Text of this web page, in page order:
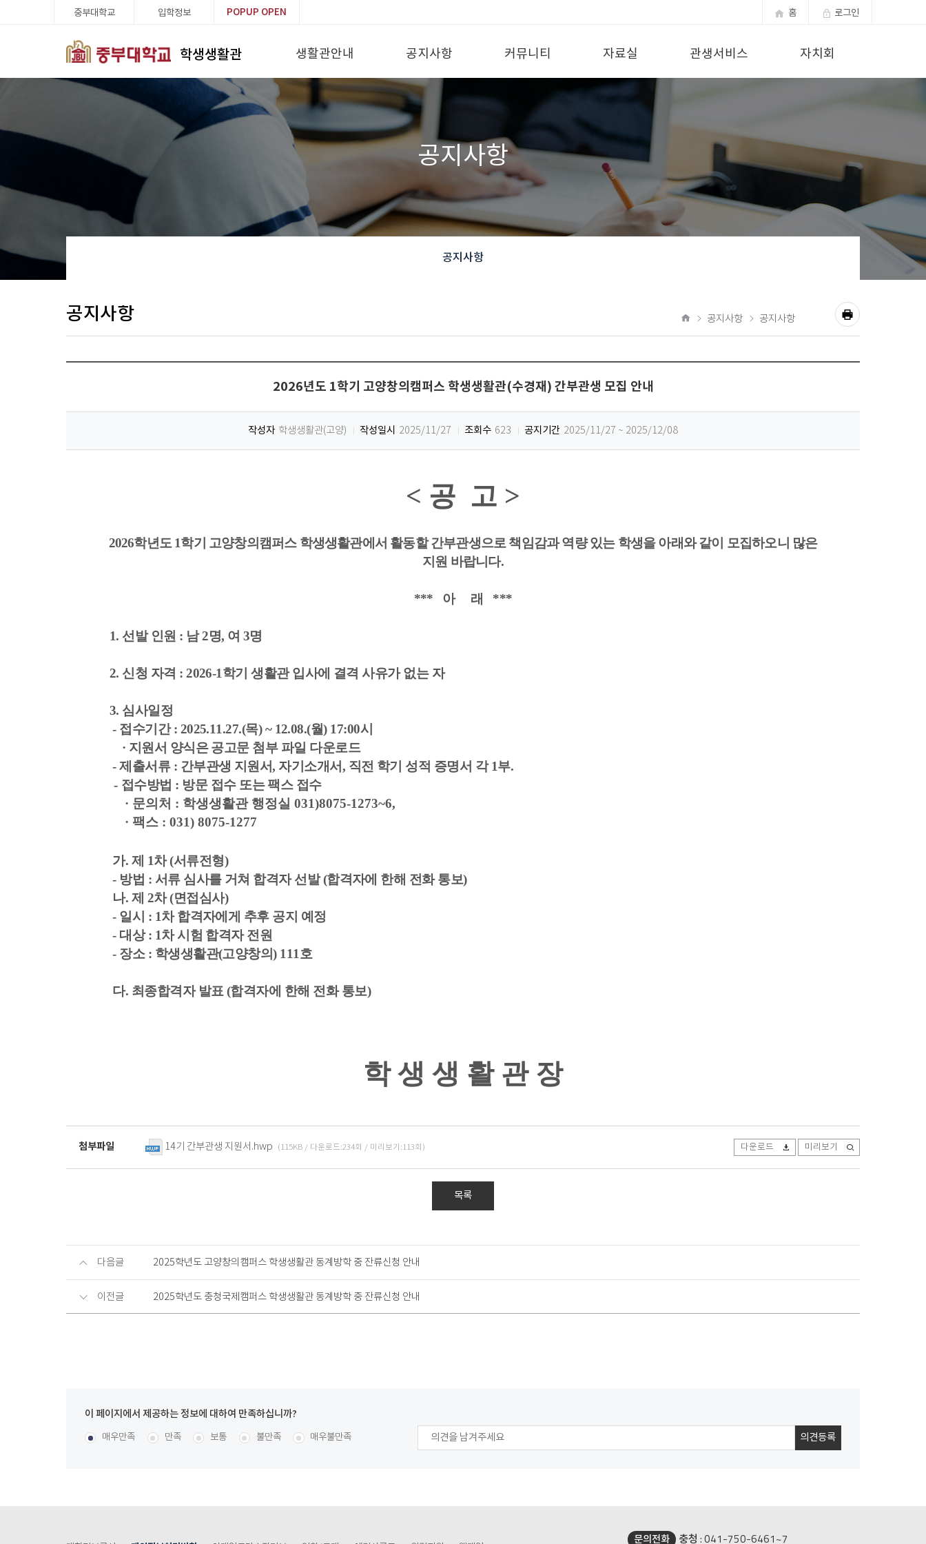
학생생활관
중부대학교 입학정보 POPUP OPEN 홈 로그인
생활관안내 공지사항 커뮤니티 자료실 관생서비스 자치회
공지사항
공지사항
공지사항 공지사항 공지사항
공
프
린
2026년도 1학기 고양창의캠퍼스 학생생활관(수경재) 간부관생 모집 안내
작성자 학생생활관(고양) 작성일시 2025/11/27 조회수 623 공지기간 2025/11/27 ~ 2025/12/08
< 공 고 >
2026학년도 1학기 고양창의캠퍼스 학생생활관에서 활동할 간부관생으로 책임감과 역량 있는 학생을 아래와 같이 모집하오니 많은
지원 바랍니다.
*** 아 래 ***
1.선발 인원 : 남 2명, 여 3명
2. 신청 자격 : 2026-1학기 생활관 입사에 결격 사유가 없는 자
3. 심사일정
- 접수기간: 2025.11.27.(목) ~ 12.08.(월) 17:00시
· 지원서 양식은 공고문 첨부 파일 다운로드
-제출서류 : 간부관생 지원서, 자기소개서, 직전 학기 성적 증명서 각1부.
- 접수방법 : 방문 접수 또는 팩스 접수
· 문의처 : 학생생활관 행정실031)8075-1273~6,
· 팩스 : 031) 8075-1277
가. 제 1차(서류전형)
- 방법 : 서류 심사를 거쳐 합격자 선발(합격자에 한해 전화 통보)
나. 제 2차(면접심사)
- 일시 : 1차 합격자에게 추후 공지 예정
- 대상: 1차 시험 합격자 전원
- 장소 : 학생생활관(고양창의) 111호
다. 최종합격자 발표(합격자에 한해 전화 통보)
학 생 생 활 관 장
첨부파일 14기 간부관생 지원서.hwp (115KB / 다운로드:234회 / 미리보기:113회) 다운로드 미리보기
목록
다음글 2025학년도 고양창의캠퍼스 학생생활관 동계방학 중 잔류신청 안내
이전글 2025학년도 충청국제캠퍼스 학생생활관 동계방학 중 잔류신청 안내
이
이
매우만족 만족 보통 불만족 매우불만족
문의전화 충청 : 041-750-6461~7